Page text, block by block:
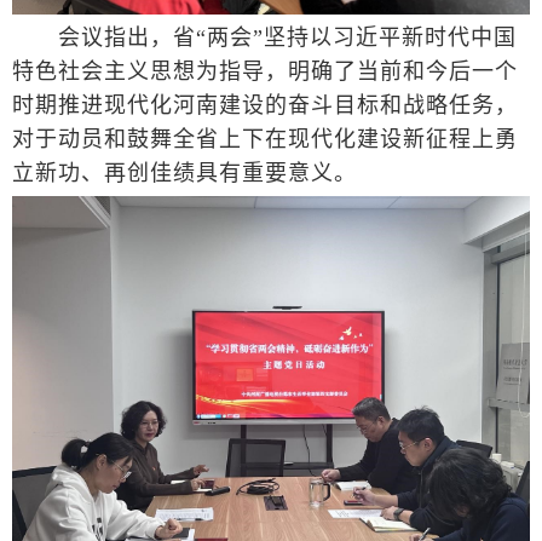
会议指出，省“两会”坚持以习近平新时代中国
特色社会主义思想为指导，明确了当前和今后一个
时期推进现代化河南建设的奋斗目标和战略任务，
对于动员和鼓舞全省上下在现代化建设新征程上勇
立新功、再创佳绩具有重要意义。